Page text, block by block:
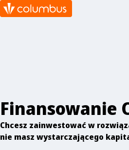
Finansowanie
Chcesz zainwestować w
nie masz wystarczającego